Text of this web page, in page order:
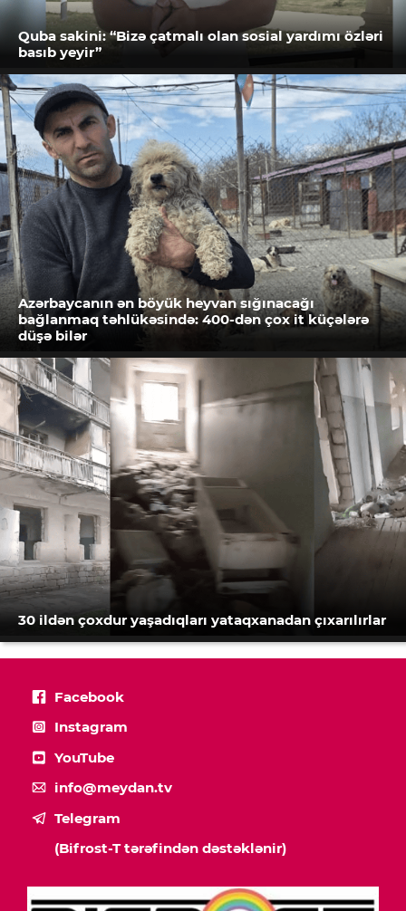
Quba sakini: “Bizə çatmalı olan sosial yardımı özləri
basıb yeyir”
Azərbaycanın ən böyük heyvan sığınacağı
bağlanmaq təhlükəsində: 400-dən çox it küçələrə
düşə bilər
30 ildən çoxdur yaşadıqları yataqxanadan çıxarılırlar
Facebook
Instagram
YouTube
info@meydan.tv
Telegram
(Bifrost-T tərəfindən dəstəklənir)